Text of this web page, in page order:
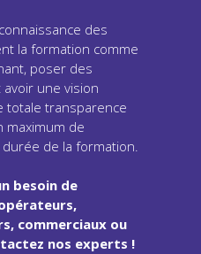
des
la formation comme
poser des
une vision
totale transparence
maximum de
de la formation.
besoin de
commerciaux ou
nos experts !